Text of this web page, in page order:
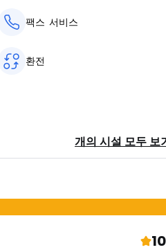
팩스 서비스
환전
개의 시설 모두 보
10